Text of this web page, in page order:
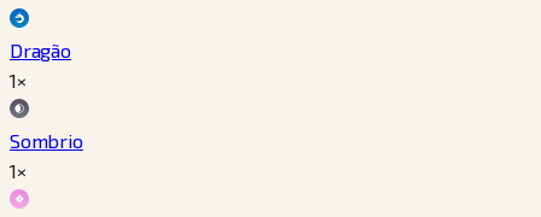
Dragão
1×
Sombrio
1×